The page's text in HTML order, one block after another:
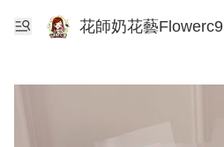
花師奶花藝Flowerc9